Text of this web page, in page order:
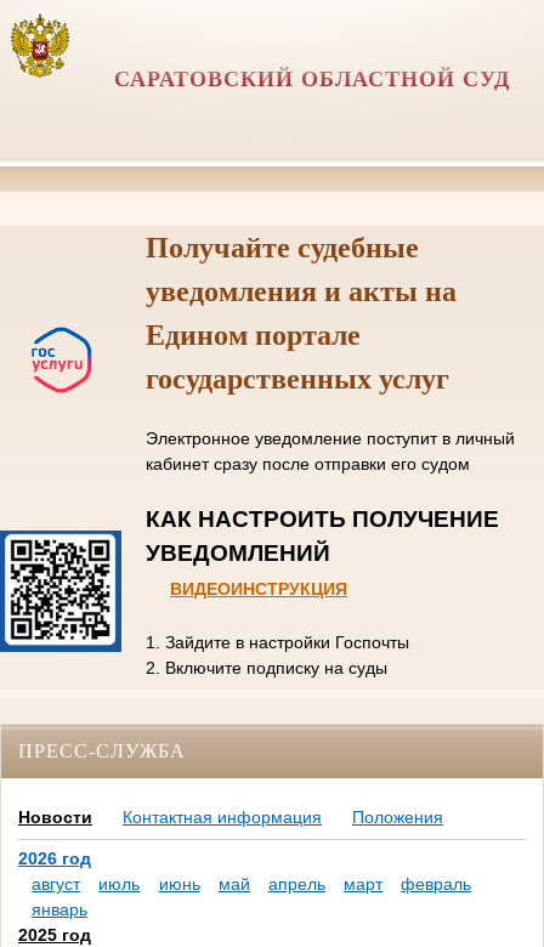
САРАТОВСКИЙ ОБЛАСТНОЙ СУД
Получайте судебные
уведомления и акты на
Едином портале
государственных услуг
Электронное уведомление поступит в личный
кабинет сразу после отправки его судом
КАК НАСТРОИТЬ ПОЛУЧЕНИЕ
УВЕДОМЛЕНИЙ
ВИДЕОИНСТРУКЦИЯ
1. Зайдите в настройки Госпочты
2. Включите подписку на суды
ПРЕСС-СЛУЖБА
Новости Контактная информация Положения
2026 год
август
июль июнь май апрель март
февраль
январь
2025 год